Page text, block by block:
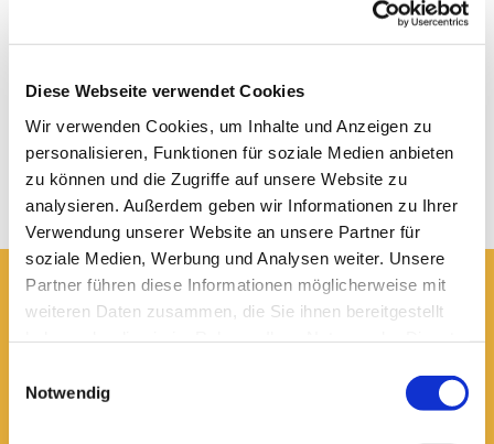
Diese Webseite verwendet Cookies
Wir verwenden Cookies, um Inhalte und Anzeigen zu
personalisieren, Funktionen für soziale Medien anbieten
zu können und die Zugriffe auf unsere Website zu
analysieren. Außerdem geben wir Informationen zu Ihrer
Verwendung unserer Website an unsere Partner für
soziale Medien, Werbung und Analysen weiter. Unsere
Partner führen diese Informationen möglicherweise mit
weiteren Daten zusammen, die Sie ihnen bereitgestellt
Notwendig
Hier erreichen Sie uns:
Ev.-luth. Domkirche St. Blasii zu Braunschweig
38100 Braunschweig